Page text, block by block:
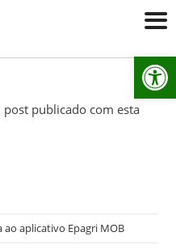
publicado com esta
aplicativo Epagri MOB